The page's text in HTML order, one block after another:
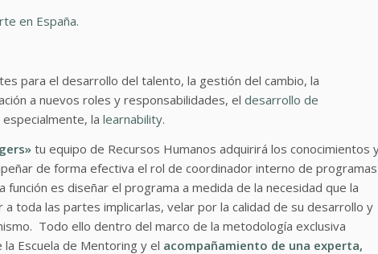
en España.
para el desarrollo del talento, la gestión del cambio, la
a nuevos roles y responsabilidades, el desarrollo de
la learnability.
tu equipo de Recursos Humanos adquirirá los conocimientos
de forma efectiva el rol de coordinador interno de programas
es diseñar el programa a medida de la necesidad que la
toda las partes implicarlas, velar por la calidad de su desarrollo y
Todo ello dentro del marco de la metodología exclusiva
la Escuela de Mentoring y el acompañamiento de una experta,